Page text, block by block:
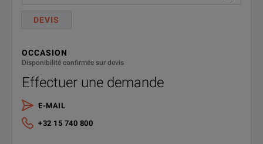
DEVIS
OCCASION
Disponibilité confirmée sur devis
Effectuer une demande
E-MAIL
+32 15 740 800